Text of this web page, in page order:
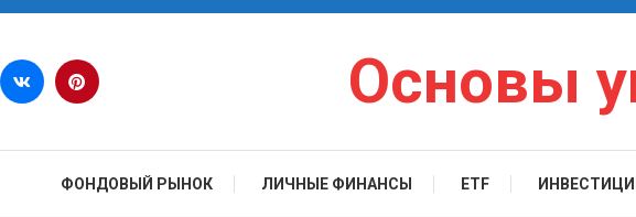
Перейти к содержимому
Основы
ФОНДОВЫЙ РЫНОК ЛИЧНЫЕ ФИНАНСЫ ETF